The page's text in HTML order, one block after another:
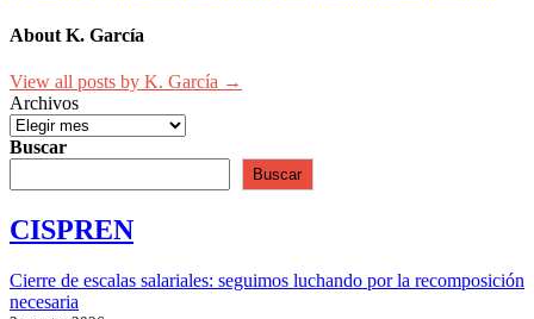
About K. García
View all posts by K. García →
Archivos
Buscar
Buscar
CISPREN
Cierre de escalas salariales: seguimos luchando por la recomposición
necesaria